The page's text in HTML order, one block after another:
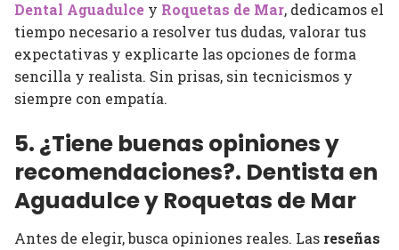
Dental Aguadulce y Roquetas de Mar, dedicamos el
tiempo necesario a resolver tus dudas, valorar tus
expectativas y explicarte las opciones de forma
sencilla y realista. Sin prisas, sin tecnicismos y
siempre con empatía.
5. ¿Tiene buenas opiniones y
recomendaciones?. Dentista en
Aguadulce y Roquetas de Mar
Antes de elegir, busca opiniones reales. Las reseñas